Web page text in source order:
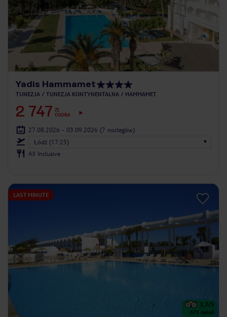
Yadis Hammamet
TUNEZJA TUNEZJA KONTYNENTALNA HAMMAMET
2 747 ZŁ
OSOBA
27.08.2026 - 03.09.2026 (7 noclegów)
Łódź (17:25)
All Inclusive
LAST MINUTE
3.7/5
675 opinii